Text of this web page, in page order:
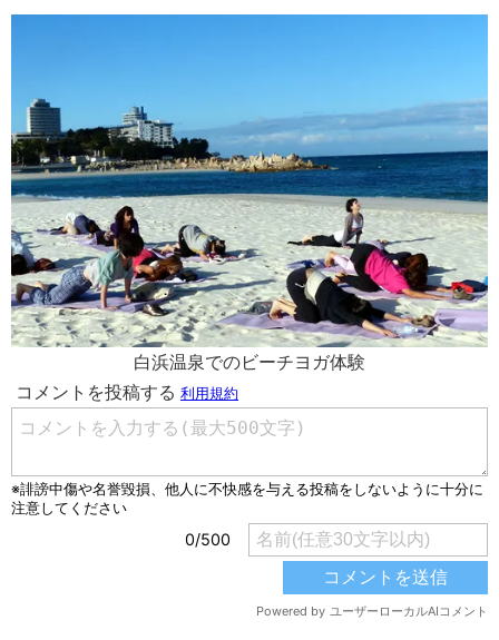
白浜温泉でのビーチヨガ体験